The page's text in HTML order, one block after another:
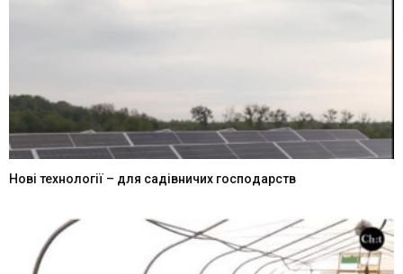
Нові технології – для садівничих господарств